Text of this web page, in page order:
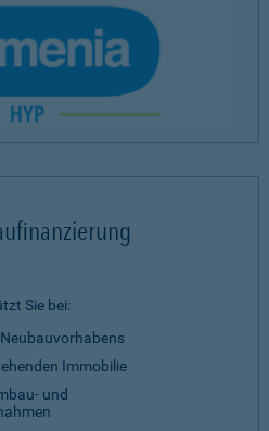
Sie bei:
Immobilie
und